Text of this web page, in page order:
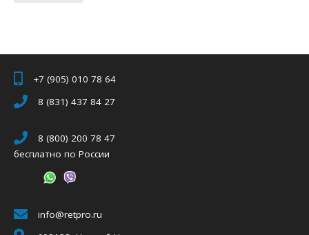
+7 (905) 010 78 64
8 (831) 437 84 27
8 (800) 200 78 47
бесплатно по России
info@retpro.ru